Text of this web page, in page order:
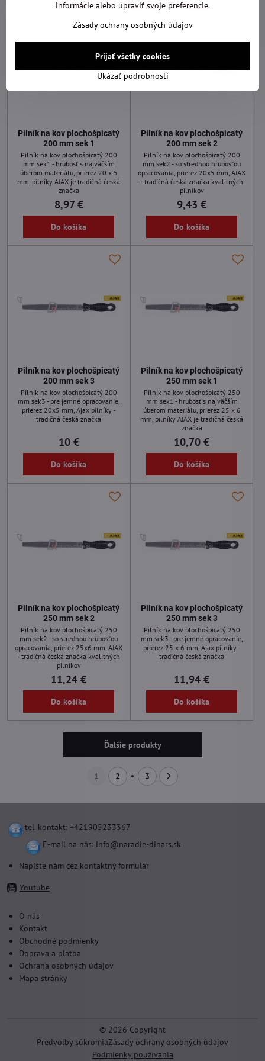
Pilník na kov plochošpicatý
200 mm sek 1
Pilník na kov plochošpicatý 200
mm sek1 - hrubosť s najväčším
úberom materiálu, prierez 20 x 5
mm, pilníky AJAX je tradičná česká
značka
8,97 €
Do košíka
Pilník na kov plochošpicatý
200 mm sek 2
Pilník na kov plochošpicatý 200
mm sek2 - so strednou hrubosťou
opracovania, prierez 20x5 mm, AJAX
- tradičná česká značka kvalitných
pilníkov
9,43 €
Do košíka
Pilník na kov plochošpicatý
200 mm sek 3
Pilník na kov plochošpicatý 200
mm sek3 - pre jemné opracovanie,
prierez 20x5 mm, Ajax pilníky -
tradičná česká značka
10 €
Do košíka
Pilník na kov plochošpicatý
250 mm sek 1
Pilník na kov plochošpicatý 250
mm sek1 - hrubosť s najväčším
úberom materiálu, prierez 25 x 6
mm, pilníky AJAX je tradičná česká
značka
10,70 €
Do košíka
Pilník na kov plochošpicatý
250 mm sek 2
Pilník na kov plochošpicatý 250
mm sek2 - so strednou hrubosťou
opracovania, prierez 25x6 mm, AJAX
- tradičná česká značka kvalitných
pilníkov
11,24 €
Do košíka
Pilník na kov plochošpicatý
250 mm sek 3
Pilník na kov plochošpicatý 250
mm sek3 - pre jemné opracovanie,
prierez 25 x 6 mm, Ajax pilníky -
tradičná česká značka
11,94 €
Do košíka
Ďalšie produkty
1 2 3
tel. kontakt: +421905233367
E-mail na nás: info@naradie-dinars.sk
Napíšte nám cez kontaktný formulár
Youtube
O nás
Kontakt
Obchodné podmienky
Doprava a platba
Ochrana osobných údajov
Mapa stránky
© 2026 Copyright
Predvoľby súkromiaZásady ochrany osobných údajov
Podmienky používania
informácie alebo upraviť svoje preferencie.
Zásady ochrany osobných údajov
Ukázať podrobnosti
Prijať všetky cookies